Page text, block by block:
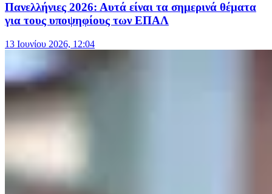
Πανελλήνιες 2026: Αυτά είναι τα σημερινά θέματα
για τους υποψηφίους των ΕΠΑΛ
13 Ιουνίου 2026, 12:04